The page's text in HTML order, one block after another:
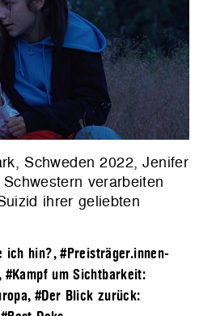
Schweden 2022, Jenifer
verarbeiten
ihrer geliebten
ich hin?,#Preisträger.innen-
#Kampf um Sichtbarkeit:
, #Der Blick zurück: